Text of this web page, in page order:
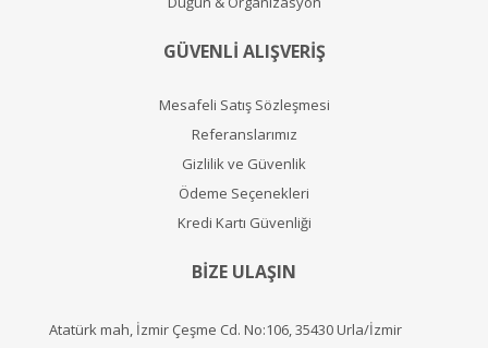
GÜVENLİ ALIŞVERİŞ
Mesafeli Satış Sözleşmesi
Referanslarımız
Gizlilik ve Güvenlik
Ödeme Seçenekleri
Kredi Kartı Güvenliği
BİZE ULAŞIN
Atatürk mah, İzmir Çeşme Cd. No:106, 35430 Urla/İzmir